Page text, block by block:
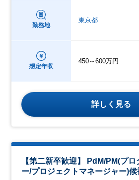
勤務地
東京都
想定年収
450～600万円
詳しく見る
【第二新卒歓迎】 PdM/PM(プ
ー/プロジェクトマネージャー)候